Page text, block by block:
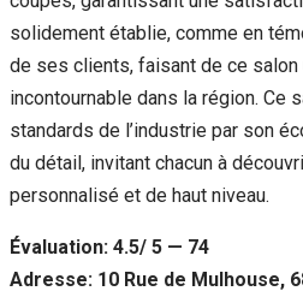
solidement établie, comme en
de ses clients, faisant de ce salon
incontournable dans la région. Ce
standards de l’industrie par son
du détail, invitant chacun à
personnalisé et de haut niveau.
Évaluation: 4.5/ 5 — 74
Adresse: 10 Rue de Mulhouse,